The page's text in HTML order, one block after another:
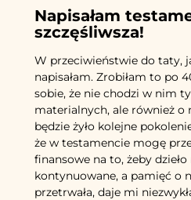
Napisałam
szczęśliwsza!
W przeciwieństwie do taty,
napisałam. Zrobiłam to po
sobie, że nie chodzi w nim
materialnych, ale również o
będzie żyło kolejne
że w testamencie mogę
finansowe na to, żeby
kontynuowane, a pamięć o
przetrwała, daje mi